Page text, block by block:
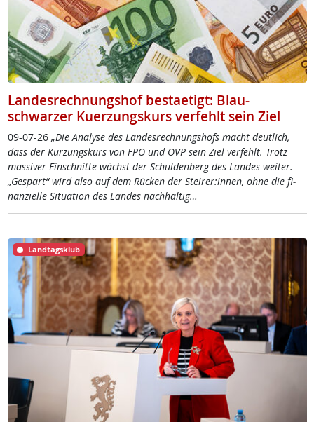
Landesrechnungshof bestaetigt: Blau-
schwarzer Kuerzungskurs verfehlt sein Ziel
09-07-26 „Die Ana­ly­se des Lan­des­rech­nungs­hofs macht deut­lich,
dass der Kür­zungs­kurs von FPÖ und ÖVP sein Ziel ver­fehlt. Trotz
mas­si­ver Ein­schnit­te wächst der Schul­den­berg des Lan­des wei­ter.
„Ge­spar­t“ wird al­so auf dem Rü­cken der Stei­rer:in­nen, oh­ne die fi­
nan­zi­el­le Si­tua­ti­on des Lan­des nach­hal­tig…
Landtagsklub